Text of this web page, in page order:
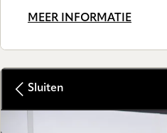
MEER INFORMATIE
Sluiten